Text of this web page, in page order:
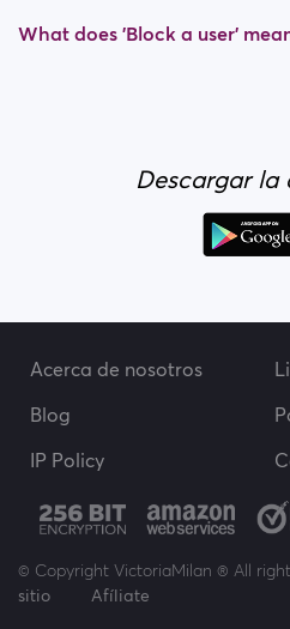
What does 'Block a user'
Descargar la
Acerca de nosotros
Blog
IP Policy
© Copyright VictoriaMilan ® All
sitio
Afíliate